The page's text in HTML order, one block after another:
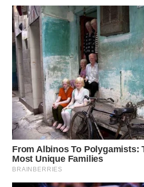
MADURA
WN
SURABAYA
NATUNA
WN
BINTAN
WN
MANDALIKA
WN